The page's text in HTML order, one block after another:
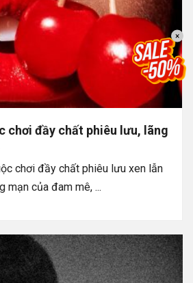
chơi đầy chất phiêu lưu, lãng
chơi đầy chất phiêu lưu xen lẫn
mạn của đam mê, ...
×